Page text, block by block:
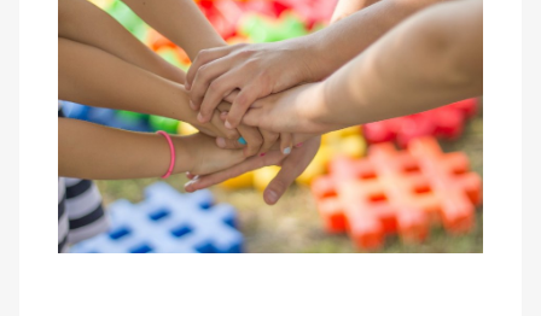
Kontakt
AWO BB Süd